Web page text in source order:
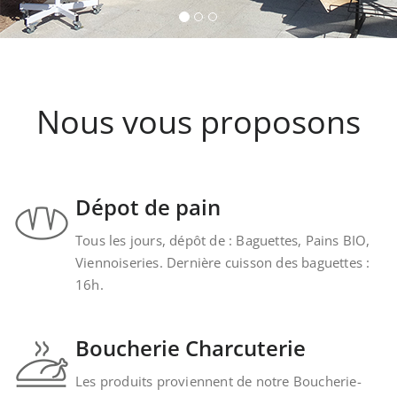
Kintzheim-St-Hippolyte.
Nous vous proposons
Dépot de pain
Tous les jours, dépôt de : Baguettes, Pains BIO,
Viennoiseries. Dernière cuisson des baguettes :
16h.
Boucherie Charcuterie
Les produits proviennent de notre Boucherie-